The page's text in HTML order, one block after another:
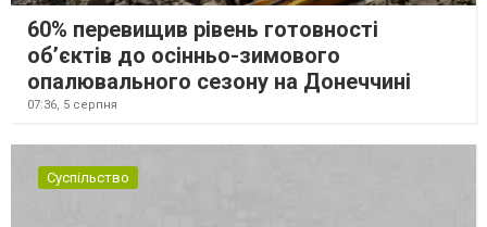
60% перевищив рівень готовності
об’єктів до осінньо-зимового
опалювального сезону на Донеччині
07:36, 5 серпня
Суспільство